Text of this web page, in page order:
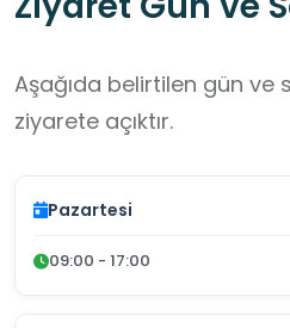
Aşağıda belirtilen gün ve
ziyarete açıktır.
Pazartesi
09:00 - 17:00